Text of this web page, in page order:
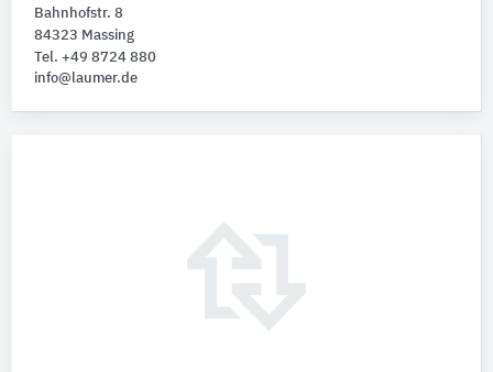
Bahnhofstr. 8
84323 Massing
Tel. +49 8724 880
info@laumer.de